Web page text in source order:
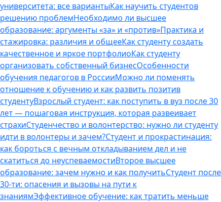
университета: все вариантыКак научить студентов
решению проблемНеобходимо ли высшее
образование: аргументы «за» и «против»Практика и
стажировка: различия и общееКак студенту создать
качественное и яркое портфолиоКак студенту
организовать собственный бизнесОсобенности
обучения педагогов в РоссииМожно ли поменять
отношение к обучению и как развить позитив
студентуВзрослый студент: как поступить в вуз после 30
лет — пошаговая инструкция, которая развеивает
страхиСтуденчество и волонтерство: нужно ли cтуденту
идти в волонтеры и зачем?Студент и прокрастинация:
как бороться с вечным откладыванием дел и не
скатиться до неуспеваемостиВторое высшее
образование: зачем нужно и как получитьСтудент после
30-ти: опасения и вызовы на пути к
знаниямЭффективное обучение: как тратить меньше